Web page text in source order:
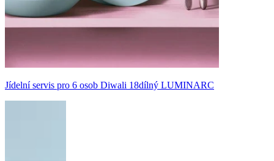
Jídelní servis pro 6 osob Diwali 18dílný LUMINARC